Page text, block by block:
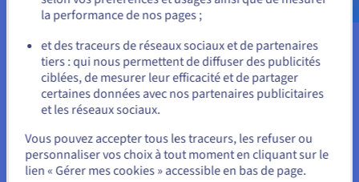
centre de données, minimisant les risques associés aux
informations stockées sur des appareils individuels,
facilement perdus ou compromis. Les équipes informatiques
obtiennent un contrôle granulaire sur les politiques et l'accès.
des correctifs et de nouveaux bureaux virtuels avec facilité,
éliminant ainsi le besoin de visiter des machines physiques
individuelles. Cela centralise le dépannage et réduit la charge
ou
Rester sur le site actuel
Sélectionner un autre site web
la performance de nos pages ;
et des traceurs de réseaux sociaux et de partenaires
tiers : qui nous permettent de diffuser des publicités
ciblées, de mesurer leur efficacité et de partager
certaines données avec nos partenaires publicitaires
et les réseaux sociaux.
Vous pouvez accepter tous les traceurs, les refuser ou
personnaliser vos choix à tout moment en cliquant sur le
lien « Gérer mes cookies » accessible en bas de page.